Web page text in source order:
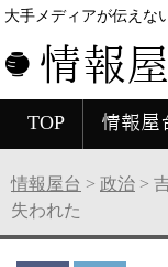
大手メディアが伝えな
情報
TOP 情報屋
情報屋台 > 政治 >
失われた